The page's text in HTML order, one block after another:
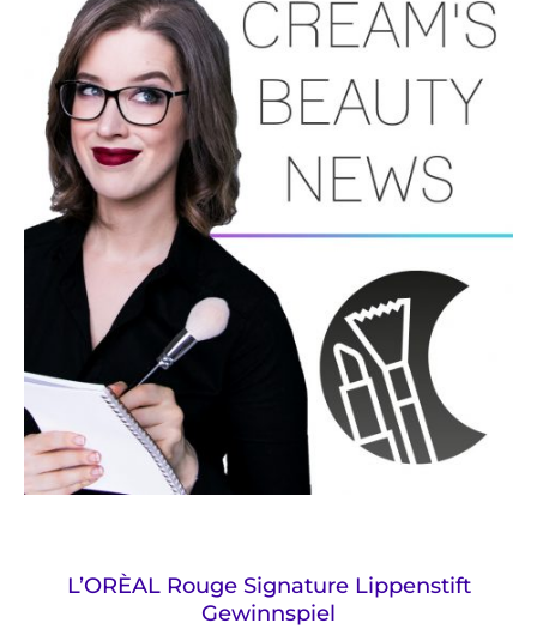
L’ORÈAL Rouge Signature Lippenstift
Gewinnspiel